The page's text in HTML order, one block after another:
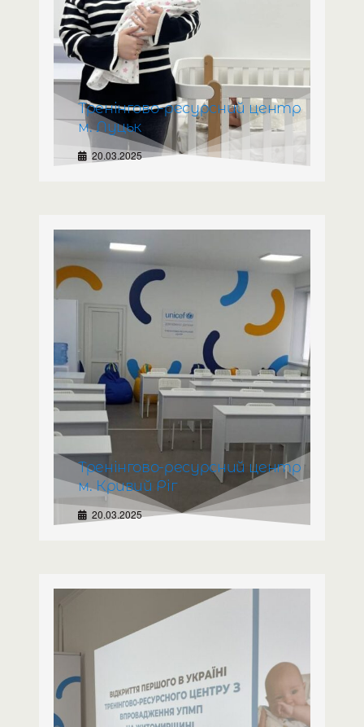
Тренінгово-ресурсний центр
м. Луцьк
20.03.2025
Тренінгово-ресурсний центр
м. Кривий Ріг
20.03.2025